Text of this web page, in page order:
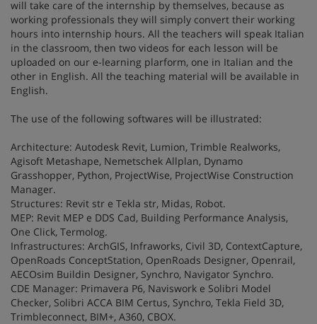
will take care of the internship by themselves, because as
working professionals they will simply convert their working
hours into internship hours. All the teachers will speak Italian
in the classroom, then two videos for each lesson will be
uploaded on our e-learning plarform, one in Italian and the
other in English. All the teaching material will be available in
English.
The use of the following softwares will be illustrated:
Architecture: Autodesk Revit, Lumion, Trimble Realworks,
Agisoft Metashape, Nemetschek Allplan, Dynamo
Grasshopper, Python, ProjectWise, ProjectWise Construction
Manager.
Structures: Revit str e Tekla str, Midas, Robot.
MEP: Revit MEP e DDS Cad, Building Performance Analysis,
One Click, Termolog.
Infrastructures: ArchGIS, Infraworks, Civil 3D, ContextCapture,
OpenRoads ConceptStation, OpenRoads Designer, Openrail,
AECOsim Buildin Designer, Synchro, Navigator Synchro.
CDE Manager: Primavera P6, Naviswork e Solibri Model
Checker, Solibri ACCA BIM Certus, Synchro, Tekla Field 3D,
Trimbleconnect, BIM+, A360, CBOX.